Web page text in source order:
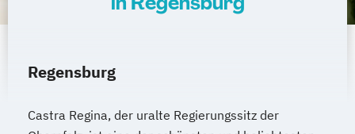
Regensburg
Castra Regina, der uralte Regierungssitz der